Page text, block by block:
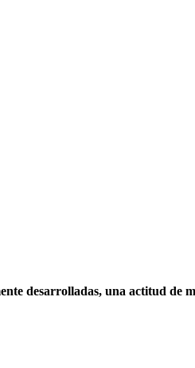
desarrolladas, una actitud de